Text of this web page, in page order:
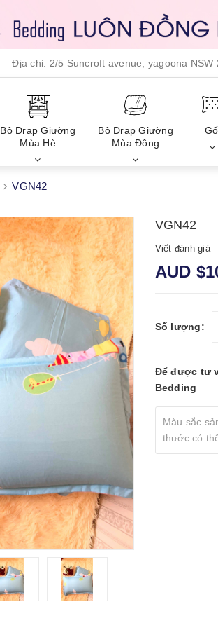
Địa chỉ: 2/5 Suncroft avenue, yagoona NSW
Bộ Drap Giường
Mùa Hè
Bộ Drap Giường
Mùa Đông
VGN42
VGN42
Viết đánh giá
AUD
Số lượng:
Để được tư
Bedding
Màu sắc
thước có